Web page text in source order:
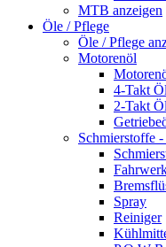
MTB anzeigen
Öle / Pflege
Öle / Pflege
Motorenöl
4-Takt Öl
2-Takt Öl
Schmierstoffe
Spray
Reiniger